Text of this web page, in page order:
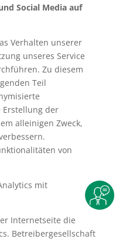
Social Media auf
Verhalten unserer
unseres Service
Zu diesem
Teil
der
alleinigen Zweck,
von
mit
Internetseite die
Betreibergesellschaft